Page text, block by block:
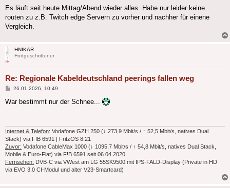
Es läuft seit heute Mittag/Abend wieder alles. Habe nur leider keine
routen zu z.B. Twitch edge Servern zu vorher und nachher für einene
Vergleich.
HNIKAR
Fortgeschrittener
Re: Regionale Kabeldeutschland peerings fallen weg
Beitrag
26.01.2026, 10:49
War bestimmt nur der Schnee...
Internet & Telefon: Vodafone GZH 250 (↓ 273,9 Mbit/s / ↑ 52,5 Mbit/s, natives Dual
Stack) via F!B 6591 | FritzOS 8.21
Zuvor: Vodafone CableMax 1000 (↓ 1095,7 Mbit/s / ↑ 54,8 Mbit/s, natives Dual Stack,
Mobile & Euro-Flat) via F!B 6591 seit 06.04.2020
Fernsehen: DVB-C via VWest am LG 55SK9500 mit IPS-FALD-Display (Private in HD
via EVO 3.0 CI-Modul und alter V23-Smartcard)